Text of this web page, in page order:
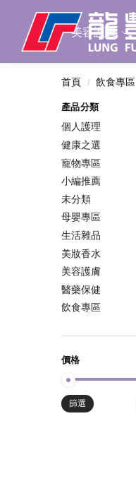
美容護膚
Search
首頁 / 飲食專區
產品分類
個人護理
健康之選
寵物專區
小編推薦
未分類
母嬰專區
生活雜品
美妝香水
美容護膚
醫藥保健
飲食專區
價格
篩選